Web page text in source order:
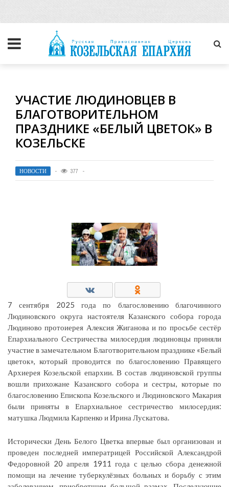
УЧАСТИЕ ЛЮДИНОВЦЕВ В
БЛАГОТВОРИТЕЛЬНОМ
ПРАЗДНИКЕ «БЕЛЫЙ ЦВЕТОК» В
КОЗЕЛЬСКЕ
НОВОСТИ 377
7 сентября 2025 года по благословению благочинного
Людиновского округа настоятеля Казанского собора города
Людиново протоиерея Алексия Жиганова и по просьбе сестёр
Епархиального Сестричества милосердия людиновцы приняли
участие в замечательном Благотворительном празднике «Белый
цветок», который проводится по благословению Правящего
Архиерея Козельской епархии. В состав людиновской группы
вошли прихожане Казанского собора и сестры, которые по
благословению Епископа Козельского и Людиновского Макария
были приняты в Епархиальное сестричество милосердия:
матушка Людмила Карпенко и Ирина Лускатова.
Исторически День Белого Цветка впервые был организован и
проведен последней императрицей Российской Александрой
Федоровной 20 апреля 1911 года с целью сбора денежной
помощи на лечение туберкулёзных больных и борьбу с этим